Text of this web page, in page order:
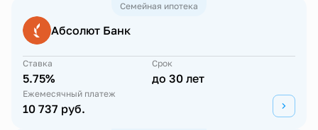
Семейная ипотека
Абсолют Банк
Ставка
5.75%
Срок
до 30 лет
Ежемесячный платеж
10 737 руб.